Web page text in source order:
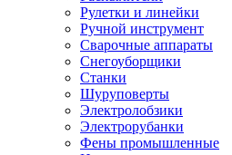
Рулетки и линейки
Ручной инструмент
Сварочные аппараты
Снегоуборщики
Станки
Шуруповерты
Электролобзики
Электрорубанки
Фены промышленные